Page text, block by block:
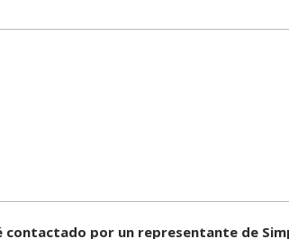
por un representante de